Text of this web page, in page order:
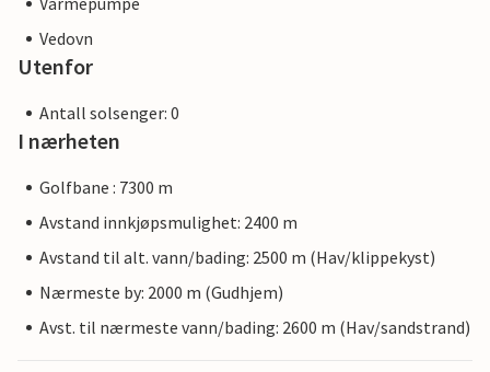
Vedovn
Utenfor
Antall solsenger: 0
I nærheten
Golfbane : 7300 m
Avstand innkjøpsmulighet: 2400 m
Avstand til alt. vann/bading: 2500 m (Hav/klippekyst)
Nærmeste by: 2000 m (Gudhjem)
Avst. til nærmeste vann/bading: 2600 m (Hav/sandstrand)